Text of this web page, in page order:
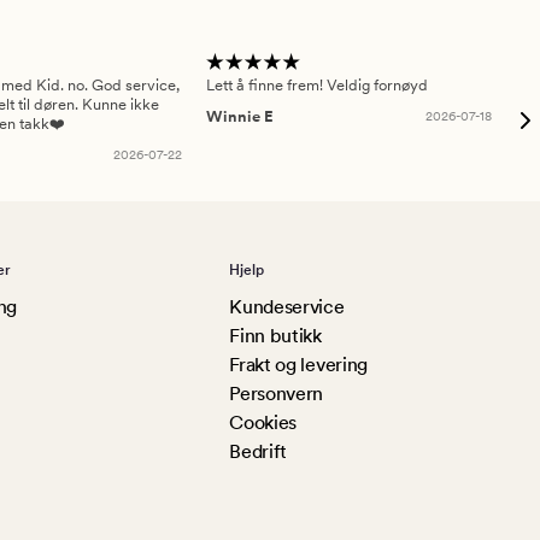
Kid. no. God service,
til døren. Kunne ikke
takk❤️
2026-07-22
Lett å finne frem! Veldig fornøyd
Winnie E
2026-07-18
Hjelp
Kundeservice
Finn butikk
Frakt og levering
Personvern
Cookies
Bedrift